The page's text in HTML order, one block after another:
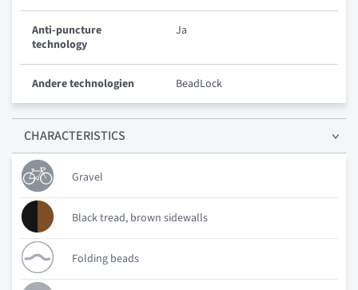
Anti-puncture
technology
Ja
Andere technologien BeadLock
CHARACTERISTICS
Gravel
Black tread, brown sidewalls
Folding beads